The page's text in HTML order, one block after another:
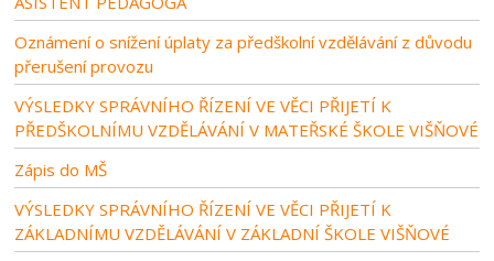
Oznámení o snížení úplaty za předškolní vzdělávání z důvodu
přerušení provozu
VÝSLEDKY SPRÁVNÍHO ŘÍZENÍ VE VĚCI PŘIJETÍ K
PŘEDŠKOLNÍMU VZDĚLÁVÁNÍ V MATEŘSKÉ ŠKOLE VIŠŇOVÉ
Zápis do MŠ
VÝSLEDKY SPRÁVNÍHO ŘÍZENÍ VE VĚCI PŘIJETÍ K
ZÁKLADNÍMU VZDĚLÁVÁNÍ V ZÁKLADNÍ ŠKOLE VIŠŇOVÉ